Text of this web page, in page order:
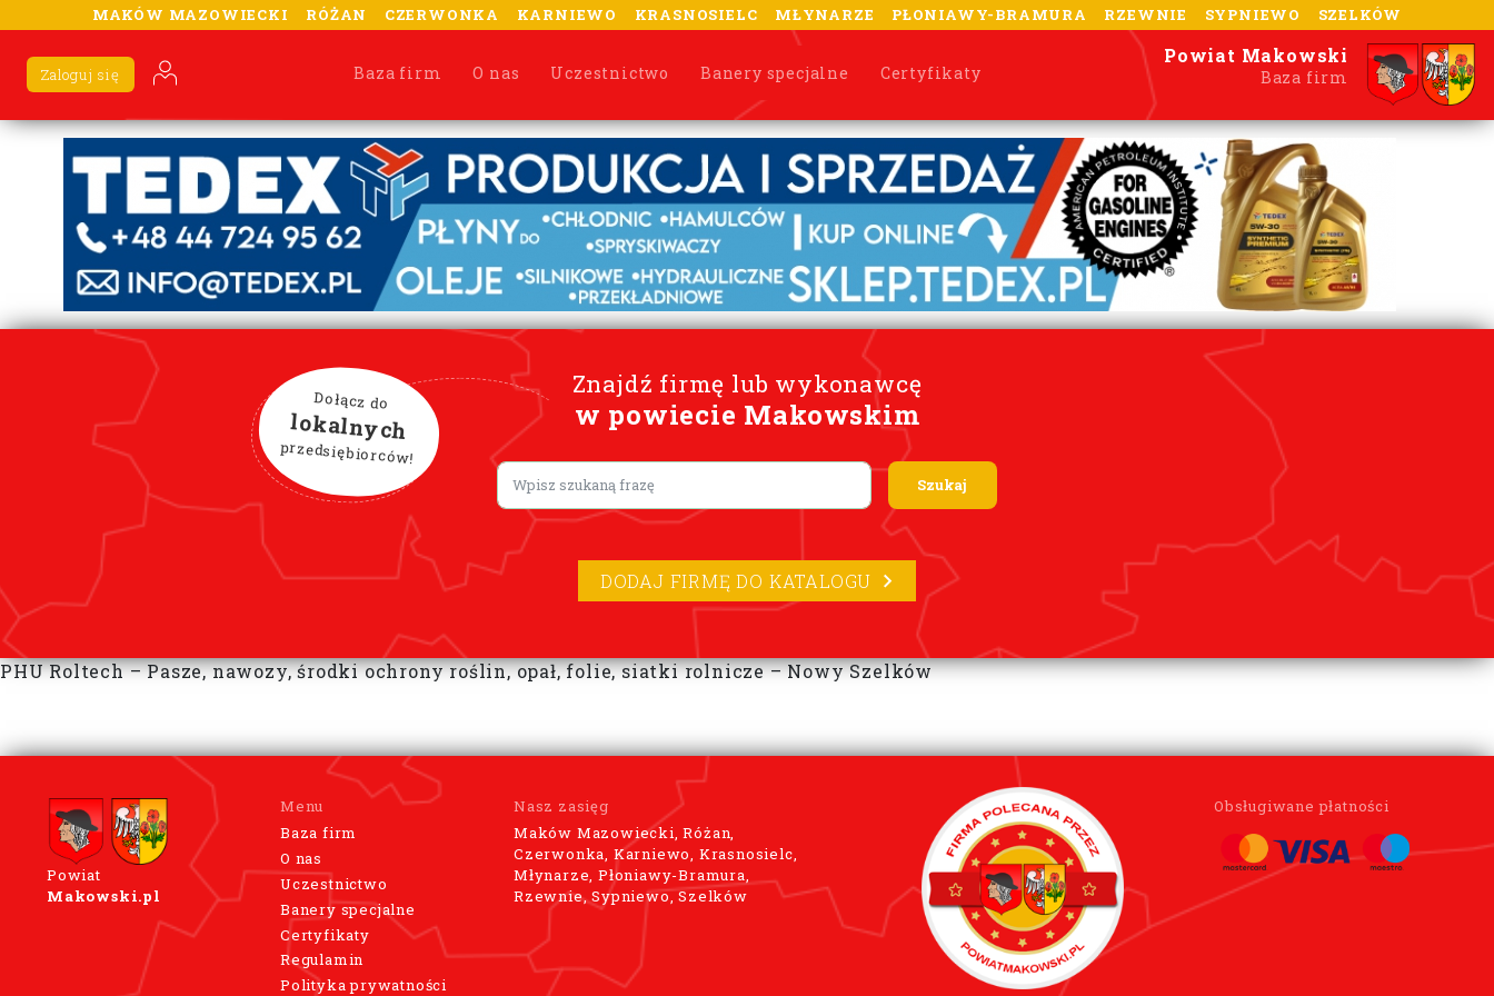
MAKÓW MAZOWIECKI RÓŻAN CZERWONKA KARNIEWO KRASNOSIELC MŁYNARZE PŁONIAWY-BRAMURA RZEWNIE SYPNIEWO SZELKÓW
Baza firm O nas Uczestnictwo Banery specjalne Certyfikaty
Zaloguj się
Powiat Makowski
Baza firm
Znajdź firmę lub wykonawcę
w powiecie Makowskim
Dołącz do
lokalnych
przedsiębiorców!
Lorem ipsum
DODAJ FIRMĘ DO KATALOGU
PHU Roltech – Pasze, nawozy, środki ochrony roślin, opał, folie, siatki rolnicze – Nowy Szelków
Powiat
Makowski.pl
Menu
Baza firm
O nas
Uczestnictwo
Banery specjalne
Certyfikaty
Regulamin
Polityka prywatności
Nasz zasięg
Maków Mazowiecki, Różan,
Czerwonka, Karniewo, Krasnosielc,
Młynarze, Płoniawy-Bramura,
Rzewnie, Sypniewo, Szelków
Obsługiwane płatności